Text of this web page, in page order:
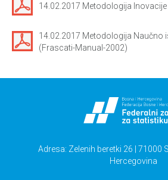
14.02.2017 Metodologija Inovacije
14.02.2017 Metodologija Naučno
(Frascati-Manual-2002)
Adresa: Zelenih beretki 26 | 71000
Hercegovina